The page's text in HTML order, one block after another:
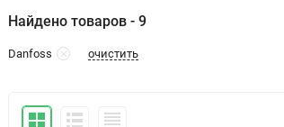
Найдено товаров - 9
Danfoss очистить